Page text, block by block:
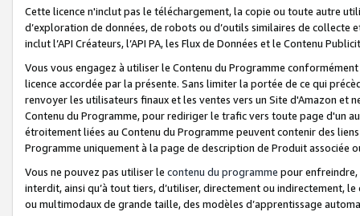
Cette licence n'inclut pas le téléchargement, la copie ou toute autre
d’exploration de données, de robots ou d’outils similaires de
inclut l’API Créateurs, l’API PA, les Flux de Données et le Contenu
Vous vous engagez à utiliser le Contenu du Programme
licence accordée par la présente. Sans limiter la portée de ce qui
renvoyer les utilisateurs finaux et les ventes vers un Site d'Amazon et
Contenu du Programme, pour rediriger le trafic vers toute page d'un
étroitement liées au Contenu du Programme peuvent contenir des
Programme uniquement à la page de description de Produit associée
Vous ne pouvez pas utiliser le contenu du programme pour
interdit, ainsi qu’à tout tiers, d’utiliser, directement ou indirectement,
ou multimodaux de grande taille, des modèles d’apprentissage